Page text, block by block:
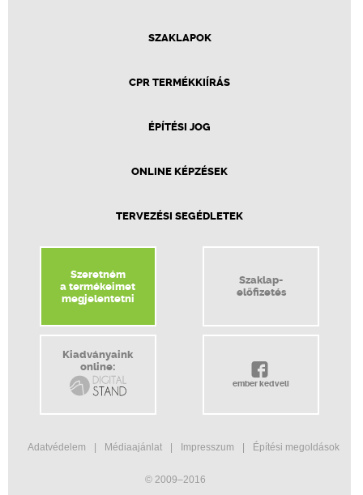
SZAKLAPOK
CPR TERMÉKKIÍRÁS
ÉPÍTÉSI JOG
ONLINE KÉPZÉSEK
TERVEZÉSI SEGÉDLETEK
Szeretném
a termékeimet
megjelentetni
Szaklap-
előfizetés
Kiadványaink
online:
ember kedveli
Adatvédelem Médiaajánlat Impresszum Építési megoldások
© 2009–2016